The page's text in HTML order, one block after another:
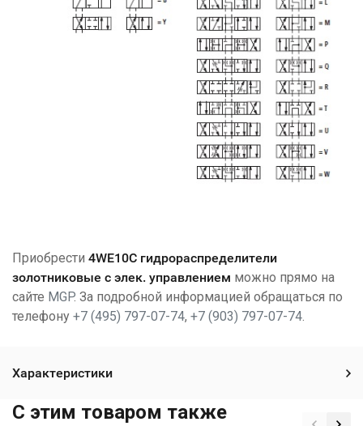
Приобрести 4WE10С гидрораспределители
золотниковые с элек. управлением можно прямо на
сайте MGP. За подробной информацией обращаться по
телефону +7 (495) 797-07-74, +7 (903) 797-07-74.
Характеристики
C этим товаром также